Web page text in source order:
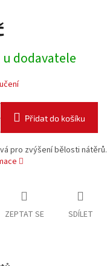
dodavatele
Přidat do košíku
pro zvýšení bělosti nátěrů.
ZEPTAT SE SDÍLET